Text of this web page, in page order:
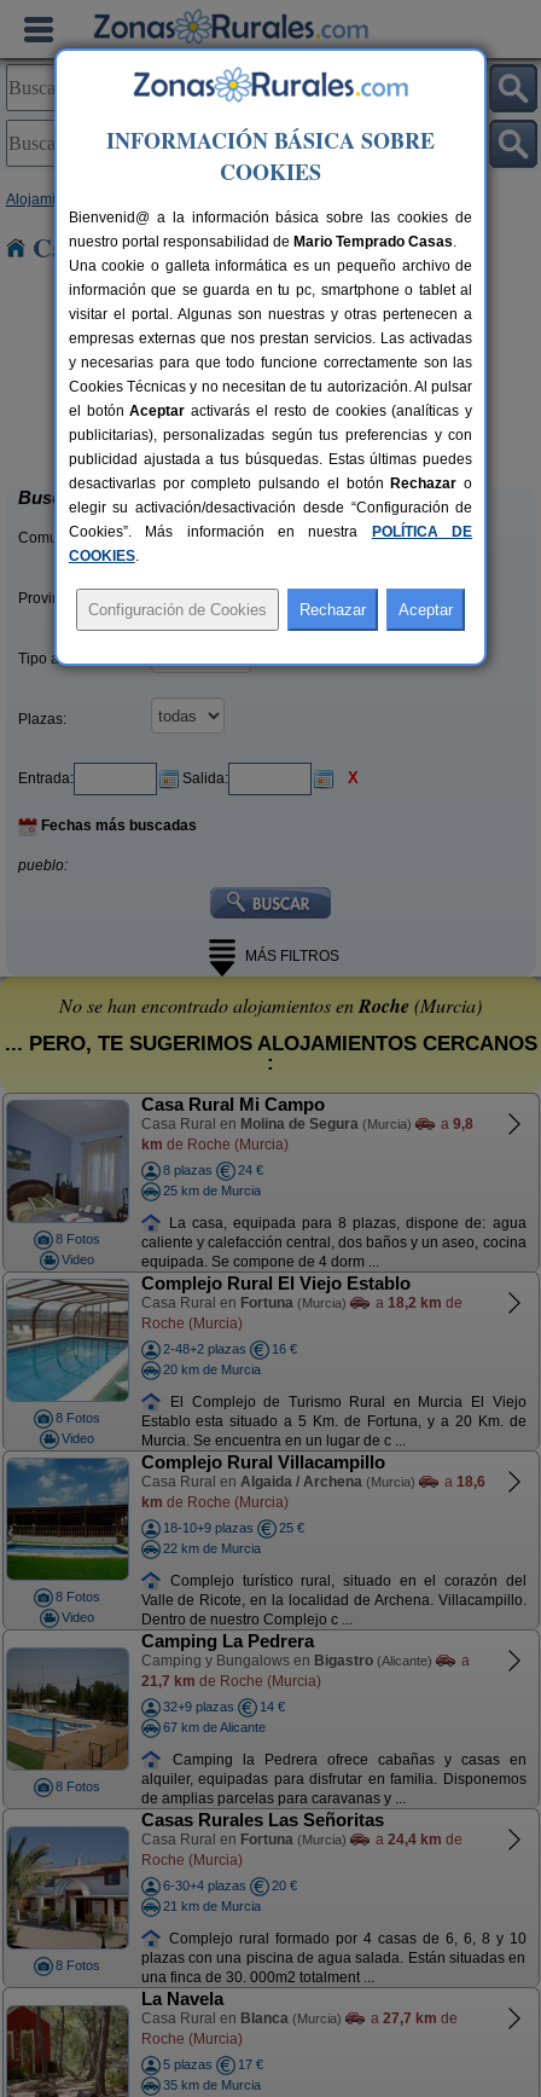
Alojamientos
Casas Rurales cerca de Roche
6-30+4 pers.
desde20 €
Casas Rurales Las Señoritas
Fortuna (Murcia)
Buscar
Comunidades:
Provincias/Islas:
Tipo alquiler:
Plazas:
Entrada: Salida: X
Fechas más buscadas
pueblo:
MÁS FILTROS
No se han encontrado alojamientos enRoche(Murcia)
... PERO, TE SUGERIMOS ALOJAMIENTOS CERCANOS
:
8 Fotos
Video
Casa Rural Mi Campo
Casa Rural en Molina de Segura (Murcia) a 9,8
km de Roche (Murcia)
8 plazas
24 €
25 km de Murcia
La casa, equipada para 8 plazas, dispone de: agua
caliente y calefacción central, dos baños y un aseo, cocina
equipada. Se compone de 4 dorm ...
8 Fotos
Video
Complejo Rural El Viejo Establo
Casa Rural en Fortuna (Murcia) a 18,2 km de
Roche (Murcia)
2-48+2 plazas
16 €
20 km de Murcia
El Complejo de Turismo Rural en Murcia El Viejo
Establo esta situado a 5 Km. de Fortuna, y a 20 Km. de
Murcia. Se encuentra en un lugar de c ...
8 Fotos
Video
Complejo Rural Villacampillo
Casa Rural en Algaida / Archena (Murcia) a 18,6
km de Roche (Murcia)
18-10+9 plazas
25 €
22 km de Murcia
Complejo turístico rural, situado en el corazón del
Valle de Ricote, en la localidad de Archena. Villacampillo.
Dentro de nuestro Complejo c ...
8 Fotos
Camping La Pedrera
Camping y Bungalows en Bigastro (Alicante)
a
21,7 km de Roche (Murcia)
32+9 plazas
14 €
67 km de Alicante
Camping la Pedrera ofrece cabañas y casas en
alquiler, equipadas para disfrutar en familia. Disponemos
de amplias parcelas para caravanas y ...
8 Fotos
Casas Rurales Las Señoritas
Casa Rural en Fortuna (Murcia) a 24,4 km de
Roche (Murcia)
6-30+4 plazas
20 €
21 km de Murcia
Complejo rural formado por 4 casas de 6, 6, 8 y 10
plazas con una piscina de agua salada. Están situadas en
una finca de 30. 000m2 totalment ...
La Navela
Casa Rural en Blanca (Murcia) a 27,7 km de
Roche (Murcia)
5 plazas
17 €
35 km de Murcia
INFORMACIÓN BÁSICA SOBRE
COOKIES
Bienvenid@ a la información básica sobre las cookies de
nuestro portal responsabilidad de Mario Temprado Casas.
Una cookie o galleta informática es un pequeño archivo de
información que se guarda en tu pc, smartphone o tablet al
visitar el portal. Algunas son nuestras y otras pertenecen a
empresas externas que nos prestan servicios. Las activadas
y necesarias para que todo funcione correctamente son las
Cookies Técnicas y no necesitan de tu autorización. Al pulsar
el botónAceptar activarás el resto de cookies (analíticas y
publicitarias), personalizadas según tus preferencias y con
publicidad ajustada a tus búsquedas. Estas últimas puedes
desactivarlas por completo pulsando el botón Rechazar o
elegir su activación/desactivación desde “Configuración de
Cookies”. Más información en nuestra
POLÍTICA DE
COOKIES.